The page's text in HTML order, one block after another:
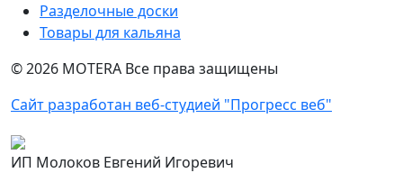
Разделочные доски
Товары для кальяна
©2026 MOTERA Все права защищены
Сайт разработан веб-студией "Прогресс веб"
ИП Молоков Евгений Игоревич